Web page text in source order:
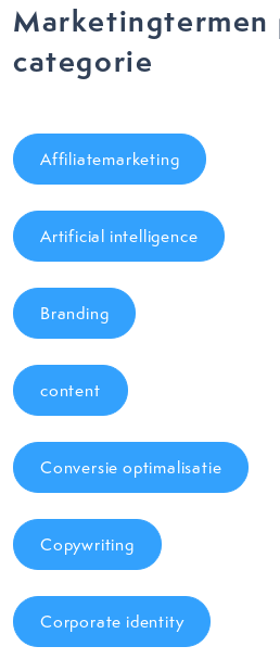
Marketingtermen
categorie
Affiliatemarketing
Artificial intelligence
Branding
content
Conversie optimalisatie
Copywriting
Corporate identity